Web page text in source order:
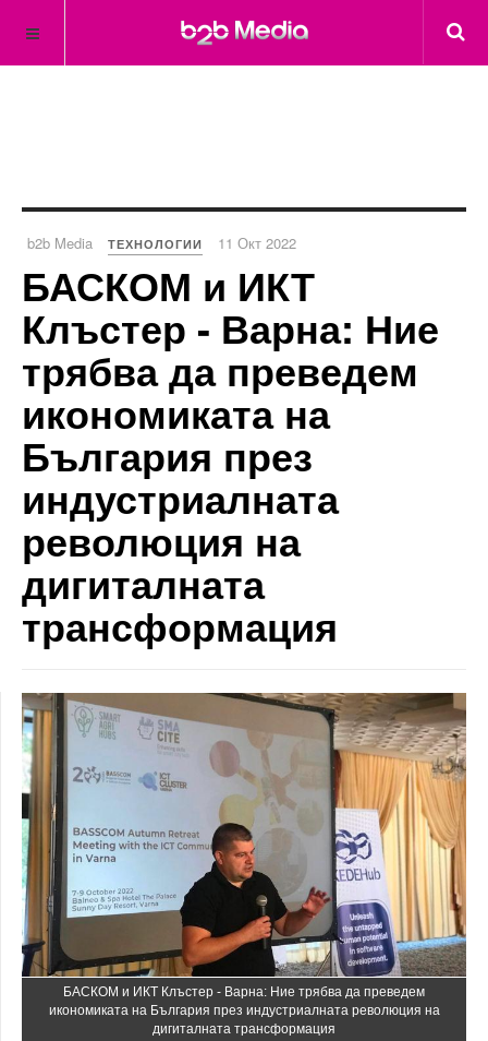
b2b Media ТЕХНОЛОГИИ 11 Окт 2022
БАСКОМ и ИКТ
Клъстер - Варна: Ние
трябва да преведем
икономиката на
България през
индустриалната
революция на
дигиталната
трансформация
БАСКОМ и ИКТ Клъстер - Варна: Ние трябва да преведем
икономиката на България през индустриалната революция на
дигиталната трансформация